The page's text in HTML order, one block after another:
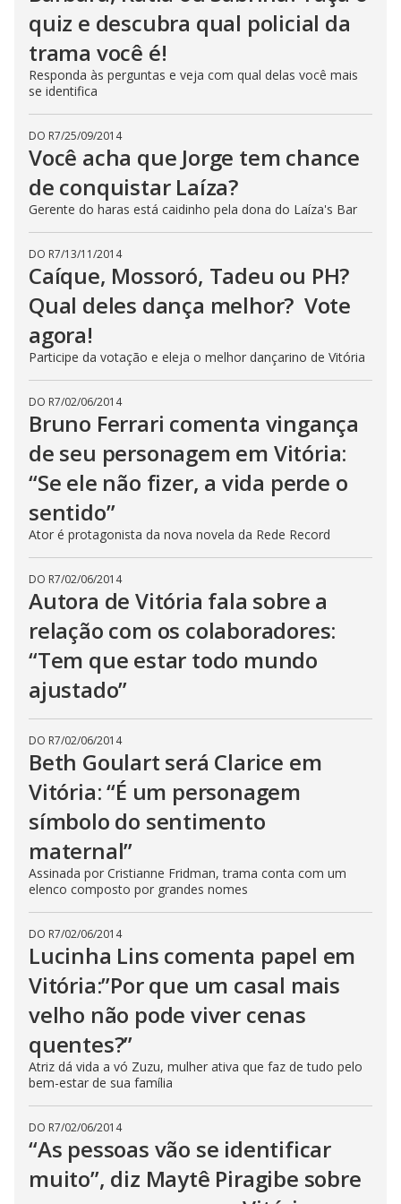
i
d
e
o
quiz e descubra qual policial da
trama você é!
Responda às perguntas e veja com qual delas você mais
se identifica
DO R7/25/09/2014
Você acha que Jorge tem chance
de conquistar Laíza?
Gerente do haras está caidinho pela dona do Laíza's Bar
DO R7/13/11/2014
Caíque, Mossoró, Tadeu ou PH?
Qual deles dança melhor? Vote
agora!
Participe da votação e eleja o melhor dançarino de Vitória
DO R7/02/06/2014
Bruno Ferrari comenta vingança
de seu personagem em Vitória:
“Se ele não fizer, a vida perde o
sentido”
Ator é protagonista da nova novela da Rede Record
DO R7/02/06/2014
Autora de Vitória fala sobre a
relação com os colaboradores:
“Tem que estar todo mundo
ajustado”
DO R7/02/06/2014
Beth Goulart será Clarice em
Vitória: “É um personagem
símbolo do sentimento
maternal”
Assinada por Cristianne Fridman, trama conta com um
elenco composto por grandes nomes
DO R7/02/06/2014
Lucinha Lins comenta papel em
Vitória:”Por que um casal mais
velho não pode viver cenas
quentes?”
Atriz dá vida a vó Zuzu, mulher ativa que faz de tudo pelo
bem-estar de sua família
DO R7/02/06/2014
“As pessoas vão se identificar
muito”, diz Maytê Piragibe sobre